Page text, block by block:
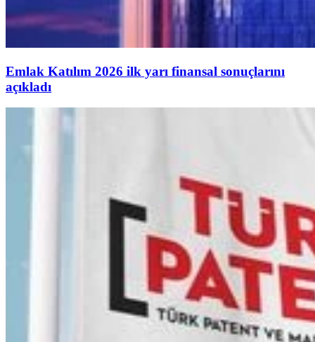
Emlak Katılım 2026 ilk yarı finansal sonuçlarını
açıkladı